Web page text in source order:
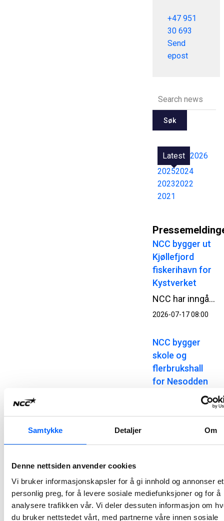
Samtykke Detaljer Om
Denne nettsiden anvender cookies
Vi bruker informasjonskapsler for å gi innhold og annonser et
personlig preg, for å levere sosiale mediefunksjoner og for å
analysere trafikken vår. Vi deler dessuten informasjon om
du bruker nettstedet vårt, med partnerne våre innen sosiale
+47 951
30 693
Send
epost
Søk
Latest 2026
20252024
20232022
2021
NCC bygger ut
Kjøllefjord
fiskerihavn for
Kystverket
NCC har inngått kontrakt med Kystverket om utbygging av Kjøllefjord fiskerihavn i Lebesby kommune i Finnmark. Kontrakten har en verdi på 510 millioner norske kroner.
2026-07-17 08:00
NCC bygger
skole og
flerbrukshall
for Nesodden
NCC har signert en totalentreprisekontrakt med Nesodden kommune for bygging av Nesoddtangen skole og flerbrukshall. Avtalen har en verdi på om lag 345 millioner norske kroner.
2026-07-07 13:00
i Vestland
NCC og Vestland fylkeskommune har signert avtale for bygging av Atløysambandet. Ordreverdien er på om lag 1,5 milliarder norske kroner og er et av de største samferdselsprosjektene i regionen.
2026-07-07 10:00